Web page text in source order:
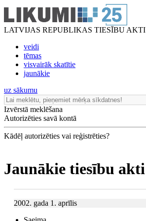
LATVIJAS REPUBLIKAS TIESĪBU AKTI
veidi
tēmas
visvairāk skatītie
jaunākie
uz sākumu
Izvērstā meklēšana
Autorizēties savā kontā
Kādēļ autorizēties vai reģistrēties?
Jaunākie tiesību akti
2002. gada 1. aprīlis